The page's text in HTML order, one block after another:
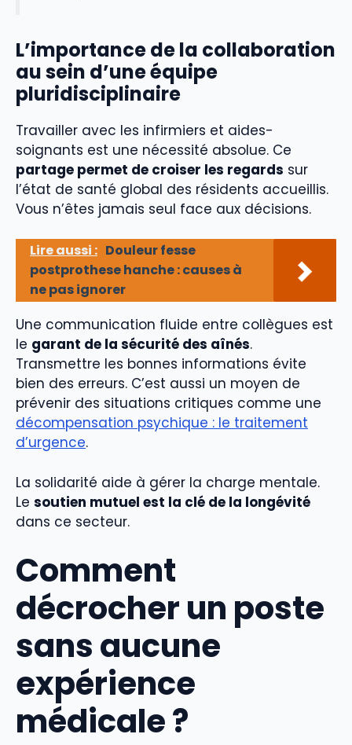
L’importance de la collaboration
au sein d’une équipe
pluridisciplinaire
Travailler avec les infirmiers et aides-
soignants est une nécessité absolue. Ce
partage permet de croiser les regards sur
l’état de santé global des résidents accueillis.
Vous n’êtes jamais seul face aux décisions.
Lire aussi : Douleur fesse
postprothese hanche : causes à
ne pas ignorer
Une communication fluide entre collègues est
le garant de la sécurité des aînés.
Transmettre les bonnes informations évite
bien des erreurs. C’est aussi un moyen de
prévenir des situations critiques comme une
décompensation psychique : le traitement
d’urgence.
La solidarité aide à gérer la charge mentale.
Le soutien mutuel est la clé de la longévité
dans ce secteur.
Comment
décrocher un poste
sans aucune
expérience
médicale ?